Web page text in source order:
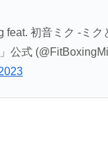
初音ミク -ミク
公式